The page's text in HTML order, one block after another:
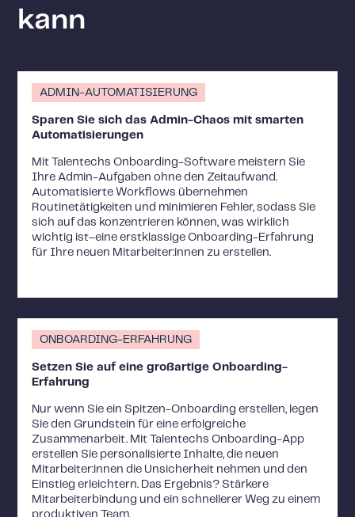
kann
ADMIN-AUTOMATISIERUNG
Sparen Sie sich das Admin-Chaos mit smarten
Automatisierungen
Mit Talentechs Onboarding-Software meistern Sie
Ihre Admin-Aufgaben ohne den Zeitaufwand.
Automatisierte Workflows übernehmen
Routinetätigkeiten und minimieren Fehler, sodass Sie
sich auf das konzentrieren können, was wirklich
wichtig ist–eine erstklassige Onboarding-Erfahrung
für Ihre neuen Mitarbeiter:innen zu erstellen.
ONBOARDING-ERFAHRUNG
Setzen Sie auf eine großartige Onboarding-
Erfahrung
Nur wenn Sie ein Spitzen-Onboarding erstellen, legen
Sie den Grundstein für eine erfolgreiche
Zusammenarbeit. Mit Talentechs Onboarding-App
erstellen Sie personalisierte Inhalte, die neuen
Mitarbeiter:innen die Unsicherheit nehmen und den
Einstieg erleichtern. Das Ergebnis? Stärkere
Mitarbeiterbindung und ein schnellerer Weg zu einem
produktiven Team.